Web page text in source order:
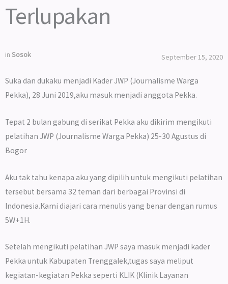
Terlupakan
in Sosok September 15, 2020
Suka dan dukaku menjadi Kader JWP (Journalisme Warga
Pekka), 28 Juni 2019,aku masuk menjadi anggota Pekka.
Tepat 2 bulan gabung di serikat Pekka aku dikirim mengikuti
pelatihan JWP (Journalisme Warga Pekka) 25-30 Agustus di
Bogor
Aku tak tahu kenapa aku yang dipilih untuk mengikuti pelatihan
tersebut bersama 32 teman dari berbagai Provinsi di
Indonesia.Kami diajari cara menulis yang benar dengan rumus
5W+1H.
Setelah mengikuti pelatihan JWP saya masuk menjadi kader
Pekka untuk Kabupaten Trenggalek,tugas saya meliput
kegiatan-kegiatan Pekka seperti KLIK (Klinik Layanan